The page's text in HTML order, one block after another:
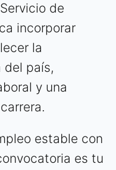
de
incorporar
la
del país,
y una
estable con
es tu